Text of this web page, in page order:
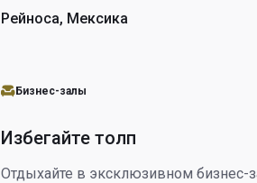
Рейноса, Мексика
Бизнес-залы
Избегайте толп
Отдыхайте в эксклюзивном бизнес-